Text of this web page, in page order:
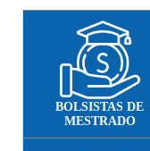
BOLSISTAS DE
MESTRADO